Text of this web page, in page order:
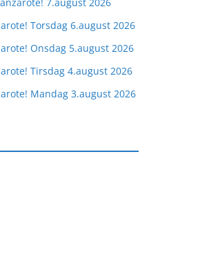
Torsdag 6.august 2026
Onsdag 5.august 2026
Tirsdag 4.august 2026
Mandag 3.august 2026